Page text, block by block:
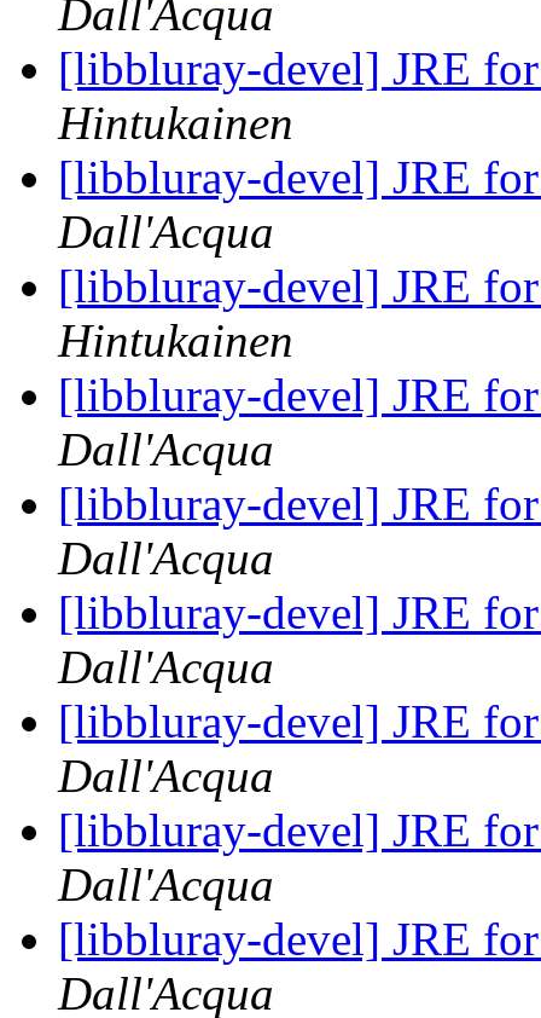
Dall'Acqua
[libbluray-devel] JRE
Hintukainen
[libbluray-devel] JRE
Dall'Acqua
[libbluray-devel] JRE
Hintukainen
[libbluray-devel] JRE
Dall'Acqua
[libbluray-devel] JRE
Dall'Acqua
[libbluray-devel] JRE
Dall'Acqua
[libbluray-devel] JRE
Dall'Acqua
[libbluray-devel] JRE
Dall'Acqua
[libbluray-devel] JRE
Dall'Acqua